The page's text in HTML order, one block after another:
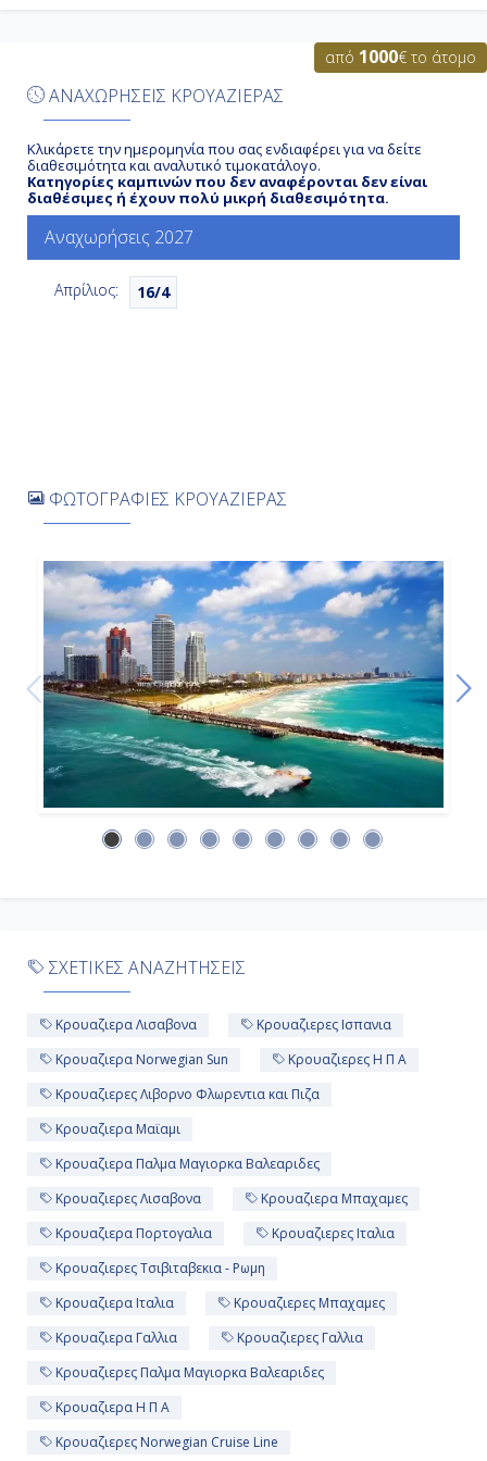
Εν Πλω
-
-
Ημέρα 9η
Πόντα Ντελγάντα - Αζόρες ,
Πορτογαλία
7:00
17:00
ΑΝΑΧΩΡΗΣΕΙΣ ΚΡΟΥΑΖΙΕΡΑΣ
από 1000€ το άτομο
Κλικάρετε την ημερομηνία που σας ενδιαφέρει για να δείτε
διαθεσιμότητα και αναλυτικό τιμοκατάλογο.
Κατηγορίες καμπινών που δεν αναφέρονται δεν είναι
διαθέσιμες ή έχουν πολύ μικρή διαθεσιμότητα.
Αναχωρήσεις 2027
Απρίλιος: 16/4
ΦΩΤΟΓΡΑΦΙΕΣ ΚΡΟΥΑΖΙΕΡΑΣ
ΣΧΕΤΙΚΕΣ ΑΝΑΖΗΤΗΣΕΙΣ
Κρουαζιερα Λισαβονα
Κρουαζιερες Ισπανια
Κρουαζιερα Norwegian Sun
Κρουαζιερες Η Π Α
Κρουαζιερες Λιβορνο Φλωρεντια και Πιζα
Κρουαζιερα Μαϊαμι
Κρουαζιερα Παλμα Μαγιορκα Βαλεαριδες
Κρουαζιερες Λισαβονα
Κρουαζιερα Μπαχαμες
Κρουαζιερα Πορτογαλια
Κρουαζιερες Ιταλια
Κρουαζιερες Τσιβιταβεκια - Ρωμη
Κρουαζιερα Ιταλια
Κρουαζιερες Μπαχαμες
Κρουαζιερα Γαλλια
Κρουαζιερες Γαλλια
Κρουαζιερες Παλμα Μαγιορκα Βαλεαριδες
Κρουαζιερα Η Π Α
Κρουαζιερες Norwegian Cruise Line